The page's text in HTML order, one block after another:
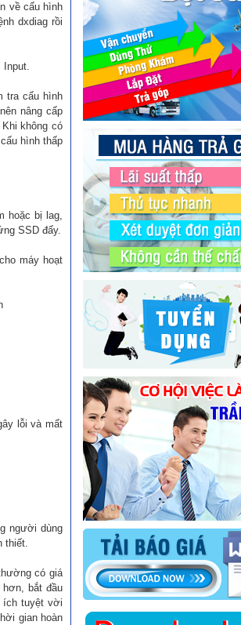
về cấu hình
dxdiag rồi
Input.
tra cấu hình
nâng cấp
không có
hình thấp
hoặc bị lag,
SSD đấy.
máy hoạt
lỗi và mất
người dùng
thiết.
có giá
bắt đầu
ích tuyệt vời
gian hoàn